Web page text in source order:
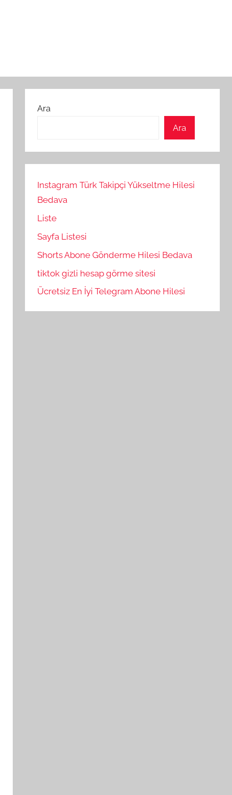
Ara
Ara
Instagram Türk Takipçi Yükseltme Hilesi
Bedava
Liste
Sayfa Listesi
Shorts Abone Gönderme Hilesi Bedava
tiktok gizli hesap görme sitesi
Ücretsiz En İyi Telegram Abone Hilesi